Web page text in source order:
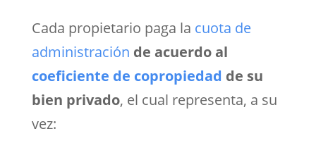
Cada propietario paga la cuota de
administración de acuerdo al
coeficiente de copropiedad de su
bien privado, el cual representa, a su
vez: